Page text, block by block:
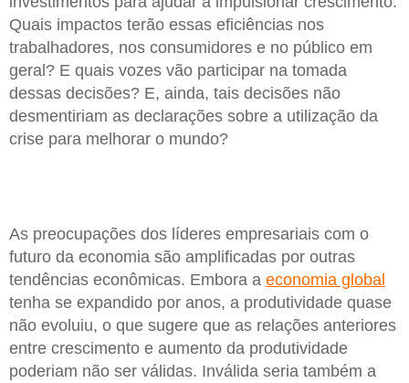
Quais impactos terão essas eficiências nos
trabalhadores, nos consumidores e no público em
geral? E quais vozes vão participar na tomada
dessas decisões? E, ainda, tais decisões não
desmentiriam as declarações sobre a utilização da
crise para melhorar o mundo?
As preocupações dos líderes empresariais com o
futuro da economia são amplificadas por outras
tendências econômicas. Embora a economia global
tenha se expandido por anos, a produtividade quase
não evoluiu, o que sugere que as relações anteriores
entre crescimento e aumento da produtividade
poderiam não ser válidas. Inválida seria também a